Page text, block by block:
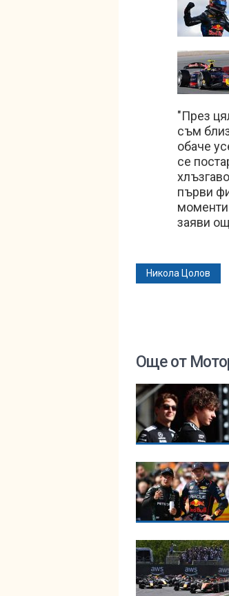
"През
съм
обаче
се
първи
моменти
заяви
Никола Цолов
Още от